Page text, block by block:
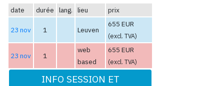
date durée lang. lieu prix
23 nov 1 Leuven
655 EUR
(excl. TVA)
23 nov 1
web
based
655 EUR
(excl. TVA)
INFO SESSION ET